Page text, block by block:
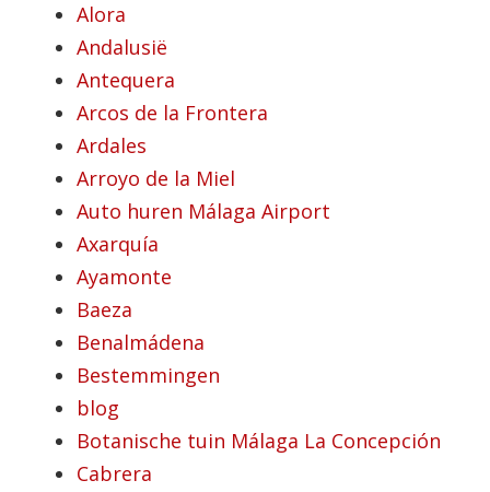
Alora
Andalusië
Antequera
Arcos de la Frontera
Ardales
Arroyo de la Miel
Auto huren Málaga Airport
Axarquía
Ayamonte
Baeza
Benalmádena
Bestemmingen
blog
Botanische tuin Málaga La Concepción
Cabrera